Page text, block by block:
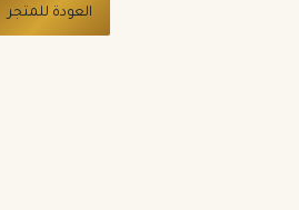
العودة للمتجر